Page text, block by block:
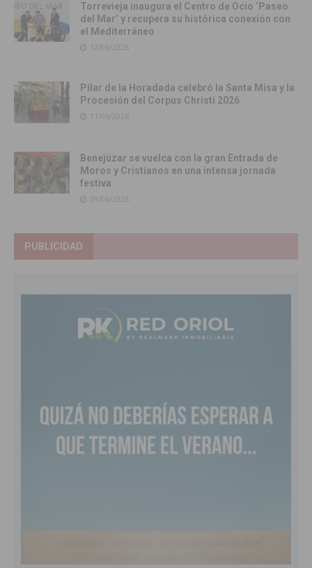
Torrevieja inaugura el Centro de Ocio ‘Paseo
del Mar’ y recupera su histórica conexión con
el Mediterráneo
12/06/2026
Pilar de la Horadada celebró la Santa Misa y la
Procesión del Corpus Christi 2026
11/06/2026
Benejúzar se vuelca con la gran Entrada de
Moros y Cristianos en una intensa jornada
festiva
09/06/2026
PUBLICIDAD